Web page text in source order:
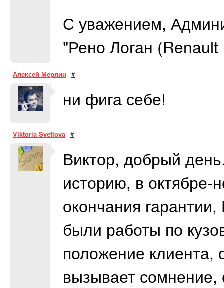
С уважением,
"Рено Логан
Алексей Мерлин #
ни фига себе!
Viktoria Svetlova #
Виктор, добрый
историю, в
окончания
были работы по
положение клиента,
вызывает сомнение,